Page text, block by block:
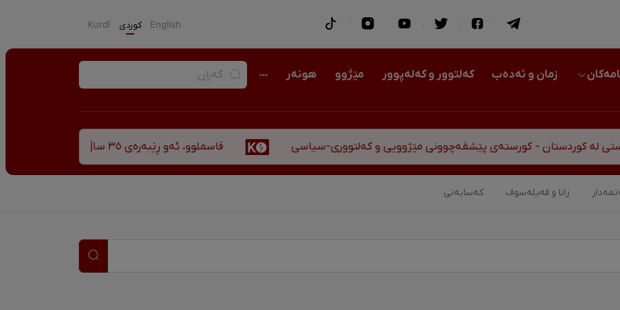
English كوردی Kurdî
زمان و ئەدەب کەلتوور و کەلەپوور مێژوو هونەر
کورستەی پێشڤەچوونی مێژوویی و کەلتووری-سیاسی قاسملوو، ئەو ڕێبەرەی ٣٥ ساڵ پاش شەهید بوونیشی ڕێبازەکەی هەر زیندووە
زانا و فەیلەسوف کەسایەتی